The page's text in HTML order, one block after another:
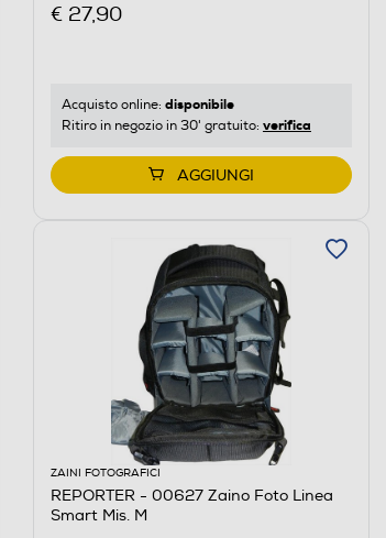
€ 27,90
Acquisto online: disponibile
Ritiro in negozio in 30' gratuito: verifica
AGGIUNGI
ZAINI FOTOGRAFICI
REPORTER - 00627 Zaino Foto Linea
Smart Mis. M